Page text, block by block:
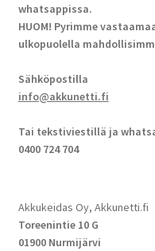
whatsappissa.
HUOM! Pyrimme
ulkopuolella
Sähköpostilla
info@akkunetti.fi
Tai tekstiviestillä ja
0400 724 704
Akkukeidas Oy, Akkunetti.fi
Toreenintie 10 G
01900 Nurmijärvi